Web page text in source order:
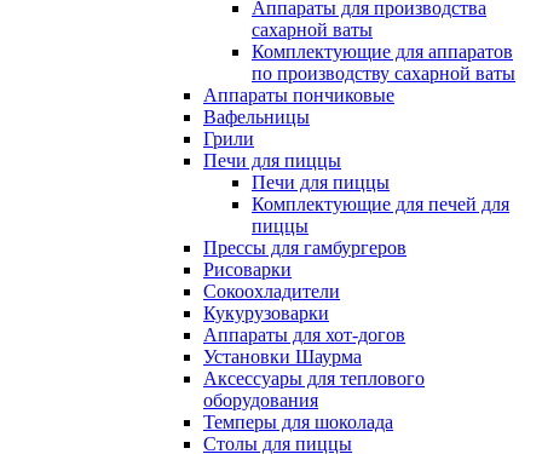
Аппараты для производства
сахарной ваты
Комплектующие для аппаратов
по производству сахарной ваты
Аппараты пончиковые
Вафельницы
Грили
Печи для пиццы
Печи для пиццы
Комплектующие для печей для
пиццы
Прессы для гамбургеров
Рисоварки
Сокоохладители
Кукурузоварки
Аппараты для хот-догов
Установки Шаурма
Аксессуары для теплового
оборудования
Темперы для шоколада
Столы для пиццы